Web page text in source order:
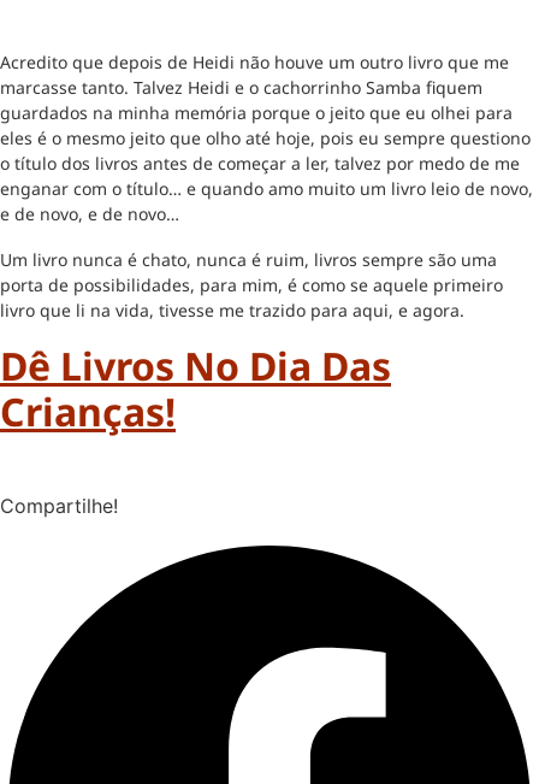
Acredito que depois de Heidi não houve um outro livro que me
marcasse tanto. Talvez Heidi e o cachorrinho Samba fiquem
guardados na minha memória porque o jeito que eu olhei para
eles é o mesmo jeito que olho até hoje, pois eu sempre questiono
o título dos livros antes de começar a ler, talvez por medo de me
enganar com o título… e quando amo muito um livro leio de novo,
e de novo, e de novo…
Um livro nunca é chato, nunca é ruim, livros sempre são uma
porta de possibilidades, para mim, é como se aquele primeiro
livro que li na vida, tivesse me trazido para aqui, e agora.
Dê Livros No Dia Das
Crianças!
Compartilhe!